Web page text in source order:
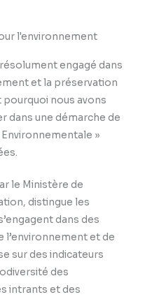
l'environnement
engagé dans
et la préservation
pourquoi nous avons
dans une démarche de
»
le Ministère de
distingue les
dans des
l’environnement et de
sur des indicateurs
des
intrants et des